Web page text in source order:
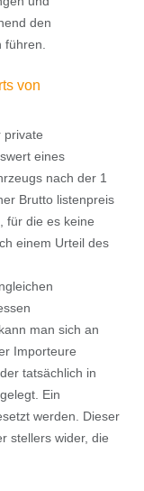
den
führen.
von
private
eines
nach der 1
Brutto listenpreis
für die es keine
einem Urteil des
man sich an
Importeure
tatsächlich in
Ein
werden. Dieser
stellers wider, die